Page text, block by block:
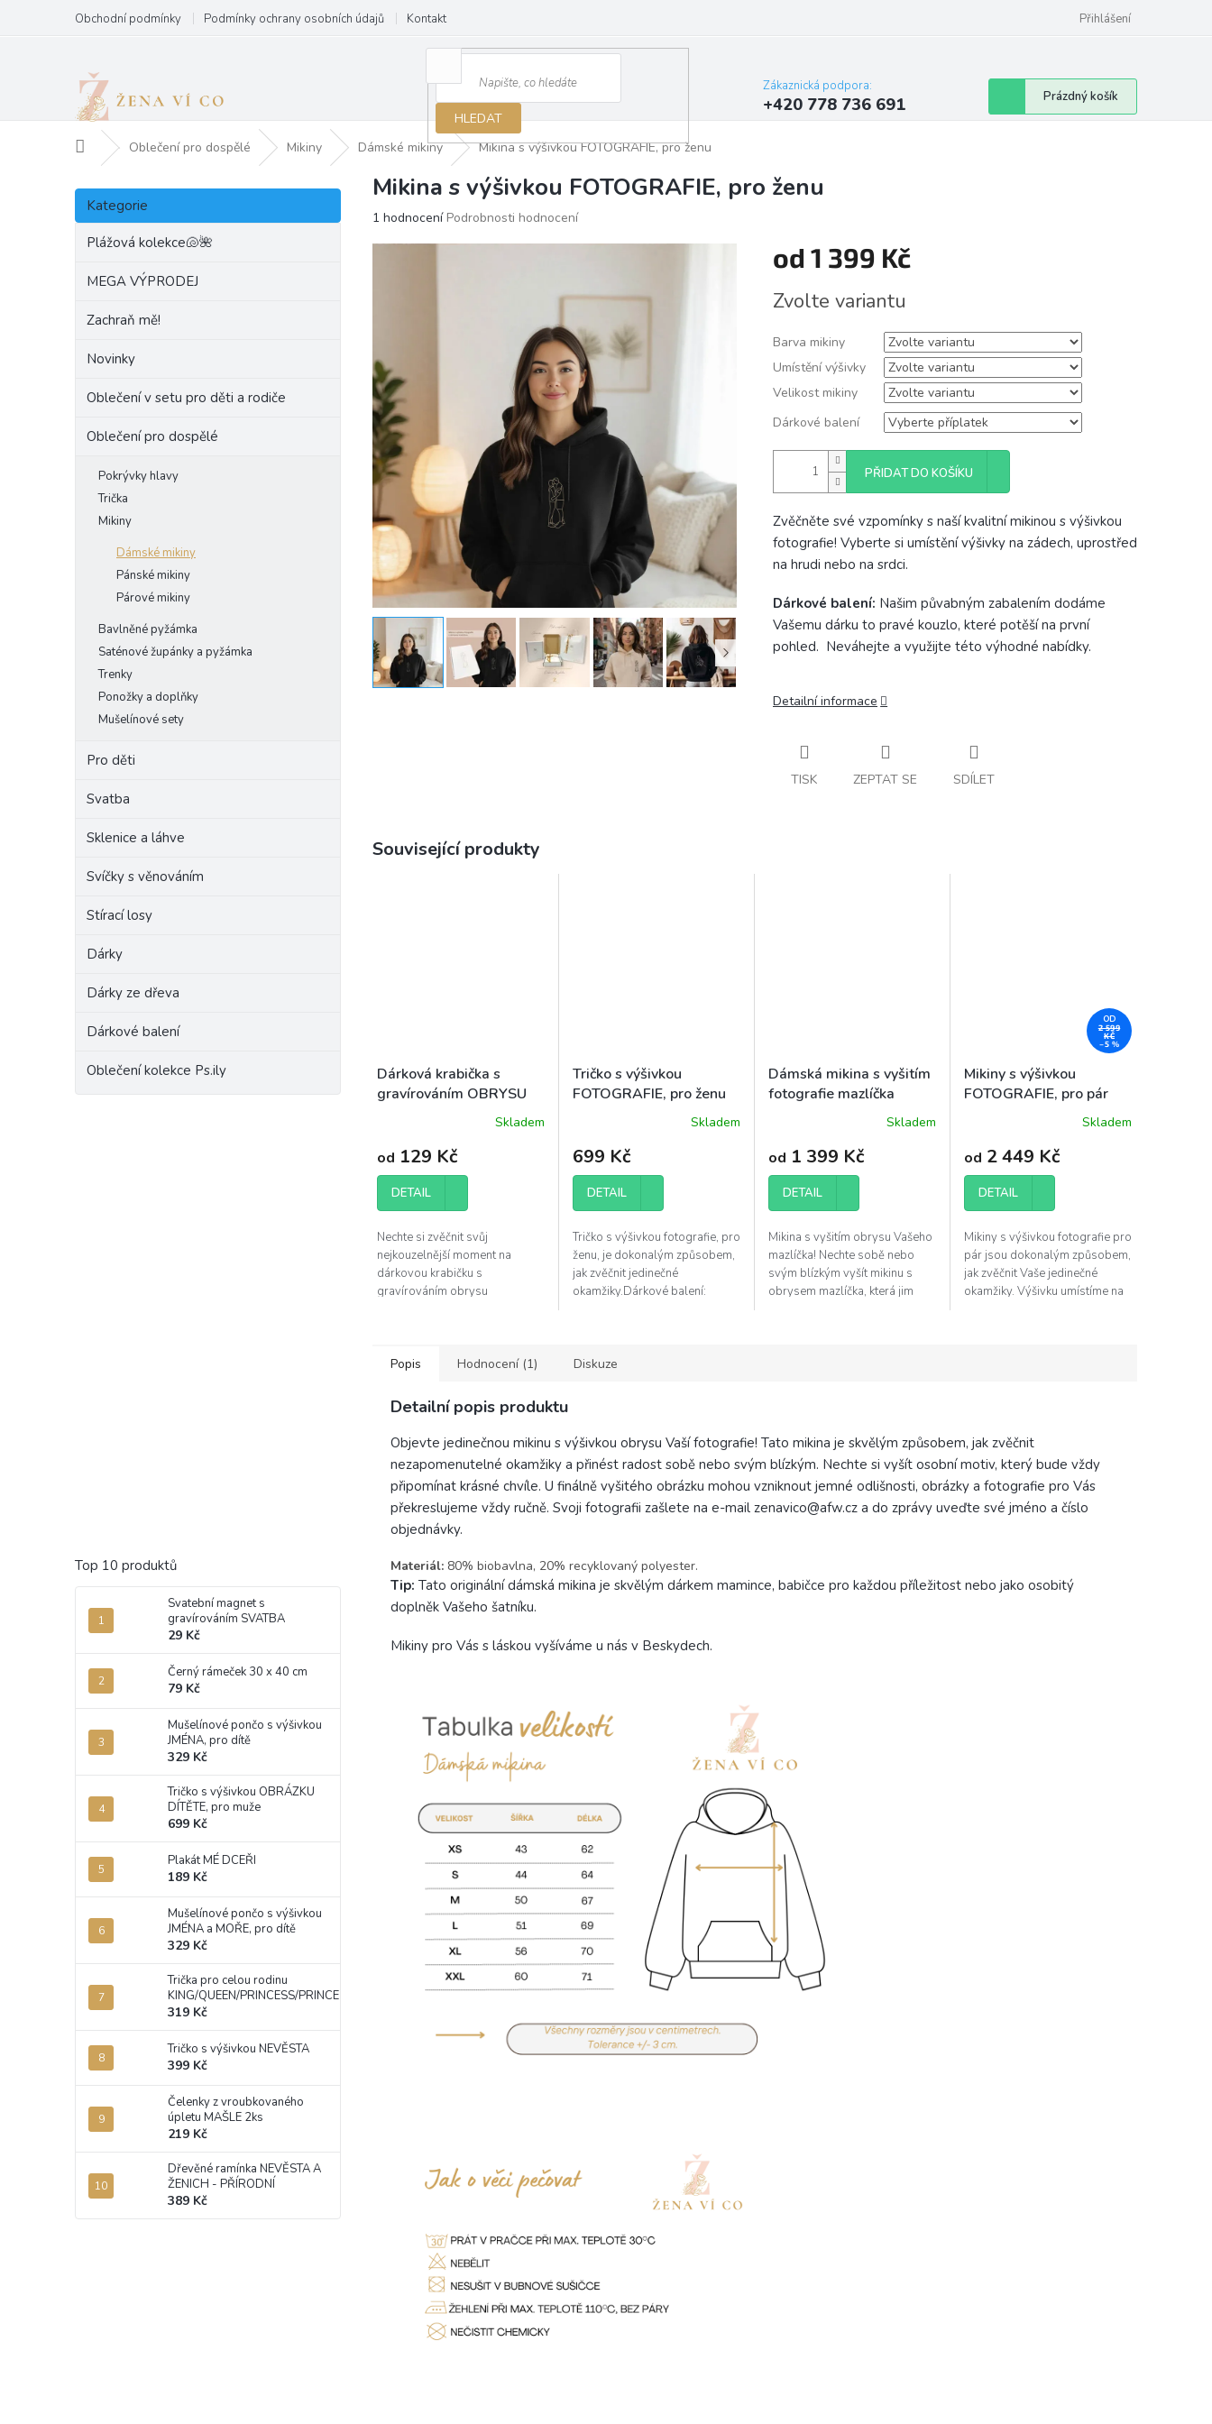
obsah
Obchodní podmínky Podmínky ochrany osobních údajů Kontakt Přihlášení
HLEDAT
Zákaznická podpora:
+420 778 736 691
Nákupní
košík
Prázdný košík
Domů Oblečení pro dospělé Mikiny Dámské mikiny Mikina s výšivkou FOTOGRAFIE, pro ženu
P
s
Přeskočit
kategorie
Kategorie
Plážová kolekce🐚🌺
MEGA VÝPRODEJ
Zachraň mě!
Novinky
Oblečení v setu pro děti a rodiče
Oblečení pro dospělé
Pokrývky hlavy
Trička
Mikiny
Dámské mikiny
Pánské mikiny
Párové mikiny
Bavlněné pyžámka
Saténové župánky a pyžámka
Trenky
Ponožky a doplňky
Mušelínové sety
Pro děti
Svatba
Sklenice a láhve
Svíčky s věnováním
Stírací losy
Dárky
Dárky ze dřeva
Dárkové balení
Oblečení kolekce Ps.ily
Top 10 produktů
Svatební magnet s
gravírováním SVATBA
29 Kč
Černý rámeček 30 x 40 cm
79 Kč
Mušelínové pončo s výšivkou
JMÉNA, pro dítě
329 Kč
Tričko s výšivkou OBRÁZKU
DÍTĚTE, pro muže
699 Kč
Plakát MÉ DCEŘI
189 Kč
Mušelínové pončo s výšivkou
JMÉNA a MOŘE, pro dítě
329 Kč
Trička pro celou rodinu
KING/QUEEN/PRINCESS/PRINCE
319 Kč
Tričko s výšivkou NEVĚSTA
399 Kč
Čelenky z vroubkovaného
úpletu MAŠLE 2ks
219 Kč
Dřevěné ramínka NEVĚSTA A
ŽENICH - PŘÍRODNÍ
389 Kč
Mikina s výšivkou FOTOGRAFIE, pro ženu
Průměrné
1 hodnocení Podrobnosti hodnocení
od 1 399 Kč
cena:
Zvolte variantu
Barva mikiny
Umístění výšivky
Velikost mikiny
Dárkové balení
PŘIDAT DO KOŠÍKU
Zvěčněte své vzpomínky s naší kvalitní mikinou s výšivkou
fotografie! Vyberte si umístění výšivky na zádech, uprostřed
na hrudi nebo na srdci.
Dárkové balení: Našim půvabným zabalením dodáme
Vašemu dárku to pravé kouzlo, které potěší na první
pohled. Neváhejte a využijte této výhodné nabídky.
Detailní informace
TISK ZEPTAT SE SDÍLET
Související produkty
Dárková krabička s
gravírováním OBRYSU
Skladem
od 129 Kč
DETAIL
Nechte si zvěčnit svůj
nejkouzelnější moment na
dárkovou krabičku s
gravírováním obrysu
Kvalitní...
Tričko s výšivkou
FOTOGRAFIE, pro ženu
produktu
je
5,0
z
hvězdiček.
Skladem
699 Kč
DETAIL
Tričko s výšivkou fotografie, pro
ženu, je dokonalým způsobem,
jak zvěčnit jedinečné
okamžiky.Dárkové balení:
Dámská mikina s vyšitím
fotografie mazlíčka
Skladem
od 1 399 Kč
DETAIL
Mikina s vyšitím obrysu Vašeho
mazlíčka! Nechte sobě nebo
svým blízkým vyšít mikinu s
obrysem mazlíčka, která jim
OD
2 599
KČ
–5 %
Mikiny s výšivkou
FOTOGRAFIE, pro pár
produktu
je
5,0
z
hvězdiček.
Skladem
od 2 449 Kč
DETAIL
Mikiny s výšivkou fotografie pro
pár jsou dokonalým způsobem,
jak zvěčnit Vaše jedinečné
okamžiky. Výšivku umístíme na
Popis Hodnocení (1) Diskuze
Detailní popis produktu
Objevte jedinečnou mikinu s výšivkou obrysu Vaší fotografie! Tato mikina je skvělým způsobem, jak zvěčnit
nezapomenutelné okamžiky a přinést radost sobě nebo svým blízkým. Nechte si vyšít osobní motiv, který bude vždy
připomínat krásné chvíle. U finálně vyšitého obrázku mohou vzniknout jemné odlišnosti, obrázky a fotografie pro Vás
překreslujeme vždy ručně. Svoji fotografii zašlete na e-mail zenavico@afw.cz a do zprávy uveďte své jméno a číslo
objednávky.
Materiál: 80% biobavlna, 20% recyklovaný polyester.
Tip: Tato originální dámská mikina je skvělým dárkem mamince, babičce pro každou příležitost nebo jako osobitý
doplněk Vašeho šatníku.
Mikiny pro Vás s láskou vyšíváme u nás v Beskydech.